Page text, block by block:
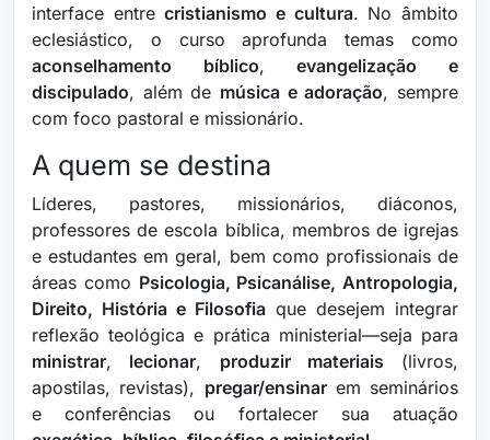
interface entrecristianismo e cultura. No âmbito
eclesiástico, o curso aprofunda temas como
aconselhamento bíblico,evangelização e
discipulado, além de música e adoração, sempre
com foco pastoral e missionário.
A quem se destina
Líderes, pastores, missionários, diáconos,
professores de escola bíblica, membros de igrejas
e estudantes em geral, bem como profissionais de
áreas como Psicologia, Psicanálise, Antropologia,
Direito, História e Filosofia que desejem integrar
reflexão teológica e prática ministerial—seja para
ministrar, lecionar, produzir materiais (livros,
apostilas, revistas), pregar/ensinarem seminários
e conferências ou fortalecer sua atuação